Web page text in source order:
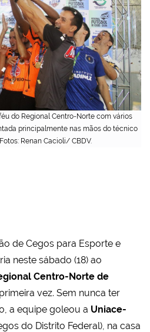
do Regional Centro-Norte com vários
principalmente nas mãos do técnico
Renan Cacioli/ CBDV.
de Cegos para Esporte e
neste sábado (18) ao
Centro-Norte de
vez. Sem nunca ter
a equipe goleou a Uniace-
do Distrito Federal), na casa